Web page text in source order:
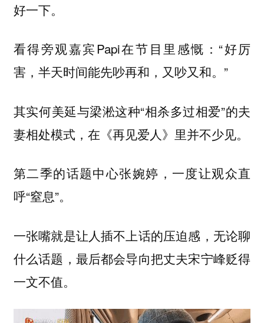
好一下。
看得旁观嘉宾Papi在节目里感慨：“好厉
害，半天时间能先吵再和，又吵又和。”
其实何美延与梁淞这种“相杀多过相爱”的夫
妻相处模式，在《再见爱人》里并不少见。
第二季的话题中心张婉婷，一度让观众直
呼“窒息”。
一张嘴就是让人插不上话的压迫感，无论聊
什么话题，最后都会导向把丈夫宋宁峰贬得
一文不值。